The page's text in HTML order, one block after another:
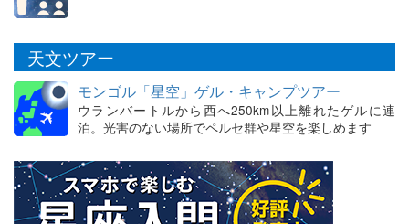
天文ツアー
モンゴル「星空」ゲル・キャンプツアー
ウランバートルから西へ250km以上離れたゲルに連
泊。光害のない場所でペルセ群や星空を楽しめます